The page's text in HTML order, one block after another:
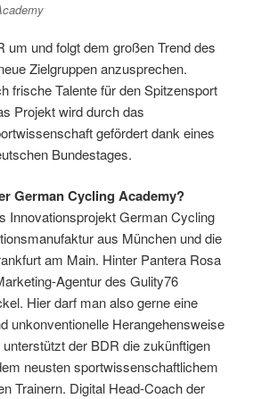
um und folgt dem großen Trend des
Zielgruppen anzusprechen.
frische Talente für den Spitzensport
Projekt wird durch das
gefördert dank eines
Bundestages.
German Cycling Academy?
Innovationsprojekt German Cycling
aus München und die
am Main. Hinter Pantera Rosa
Agentur des Gulity76
Hier darf man also gerne eine
unkonventionelle Herangehensweise
der BDR die zukünftigen
neusten sportwissenschaftlichem
Trainern. Digital Head-Coach der